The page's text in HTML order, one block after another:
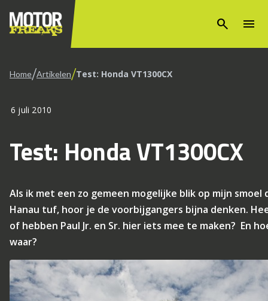
search menu
Home/Artikelen/Test: Honda VT1300CX
6 juli 2010
Test: Honda VT1300CX
Als ik met een zo gemeen mogelijke blik op mijn
Hanau tuf, hoor je de voorbijgangers bijna denken.
of hebben Paul Jr. en Sr. hier iets mee te maken? En
waar?